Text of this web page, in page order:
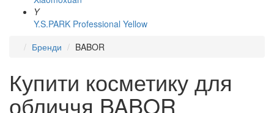
Y
Y.S.PARK Professional Yellow
Бренди
BABOR
Купити косметику для
обличчя BABOR